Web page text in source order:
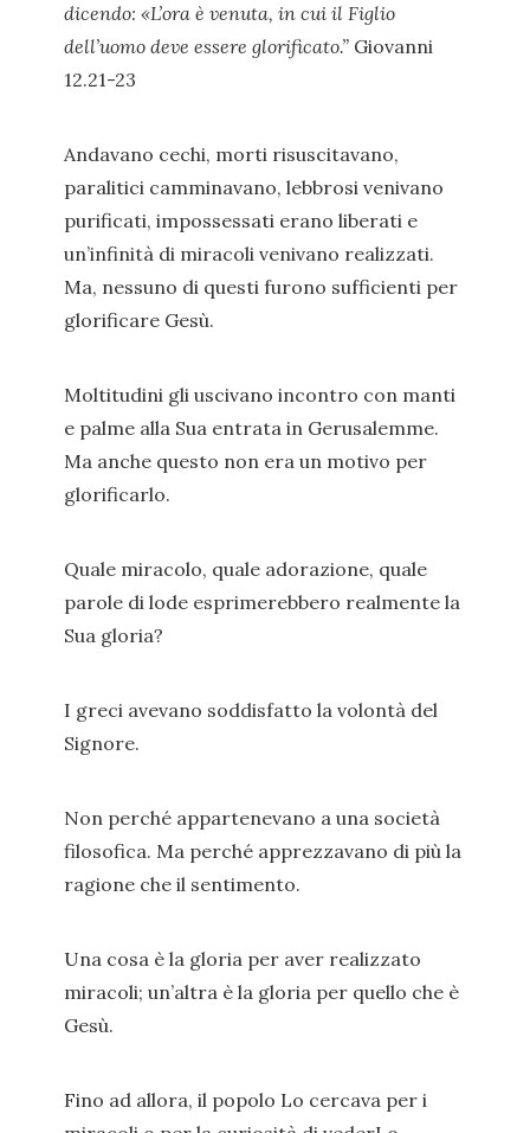
dicendo: «L’ora è venuta, in cui il Figlio
dell’uomo deve essere glorificato.” Giovanni
12.21-23
Andavano cechi, morti risuscitavano,
paralitici camminavano, lebbrosi venivano
purificati, impossessati erano liberati e
un’infinità di miracoli venivano realizzati.
Ma, nessuno di questi furono sufficienti per
glorificare Gesù.
Moltitudini gli uscivano incontro con manti
e palme alla Sua entrata in Gerusalemme.
Ma anche questo non era un motivo per
glorificarlo.
Quale miracolo, quale adorazione, quale
parole di lode esprimerebbero realmente la
Sua gloria?
I greci avevano soddisfatto la volontà del
Signore.
Non perché appartenevano a una società
filosofica. Ma perché apprezzavano di più la
ragione che il sentimento.
Una cosa è la gloria per aver realizzato
miracoli; un’altra è la gloria per quello che è
Gesù.
Fino ad allora, il popolo Lo cercava per i